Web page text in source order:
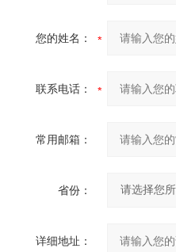
您的姓名：
联系电话：
常用邮箱：
省份：
详细地址：